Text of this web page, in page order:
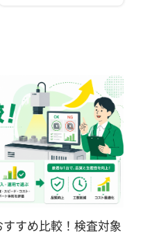
すめ比較！検査対象